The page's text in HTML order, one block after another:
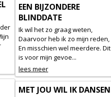
EEN BIJZONDERE
BLINDDATE
Ik wil het zo graag weten,
Daarvoor heb ik zo mijn reden,
En misschien wel meerdere. Dit
is voor mijn gevoe...
lees meer
MET JOU WIL IK DANSEN